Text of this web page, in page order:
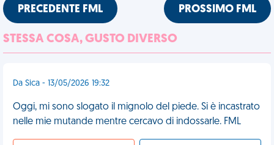
PRECEDENTE FML PROSSIMO FML
STESSA COSA, GUSTO DIVERSO
Da Sica - 13/05/2026 19:32
Oggi, mi sono slogato il mignolo del piede. Si è incastrato
nelle mie mutande mentre cercavo di indossarle. FML